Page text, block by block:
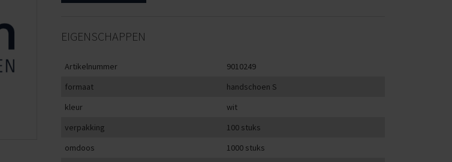
EIGENSCHAPPEN
Artikelnummer
9010249
formaat
handschoen S
kleur
wit
verpakking
100 stuks
omdoos
1000 stuks